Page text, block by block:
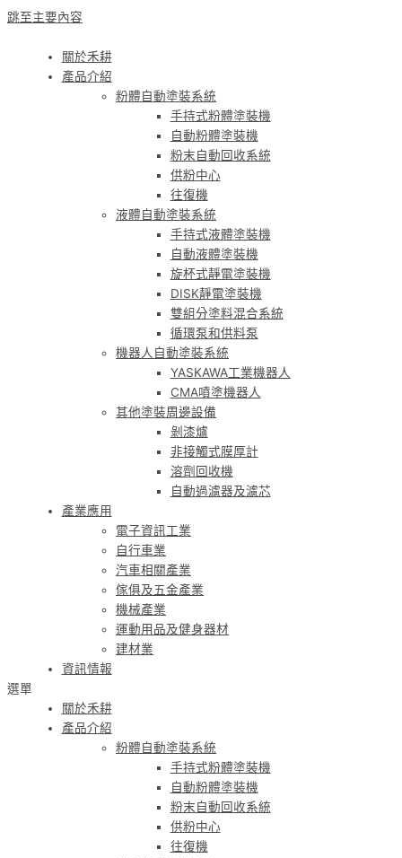
跳至主要內容
關於禾耕
產品介紹
粉體自動塗裝系統
手持式粉體塗裝機
自動粉體塗裝機
粉末自動回收系統
供粉中心
往復機
液體自動塗裝系統
手持式液體塗裝機
自動液體塗裝機
旋杯式靜電塗裝機
DISK靜電塗裝機
雙組分塗料混合系統
循環泵和供料泵
機器人自動塗裝系統
YASKAWA工業機器人
CMA噴塗機器人
其他塗裝周邊設備
剝漆爐
非接觸式膜厚計
溶劑回收機
自動過濾器及濾芯
產業應用
電子資訊工業
自行車業
汽車相關產業
傢俱及五金產業
機械產業
運動用品及健身器材
建材業
資訊情報
選單
關於禾耕
產品介紹
粉體自動塗裝系統
手持式粉體塗裝機
自動粉體塗裝機
粉末自動回收系統
供粉中心
往復機